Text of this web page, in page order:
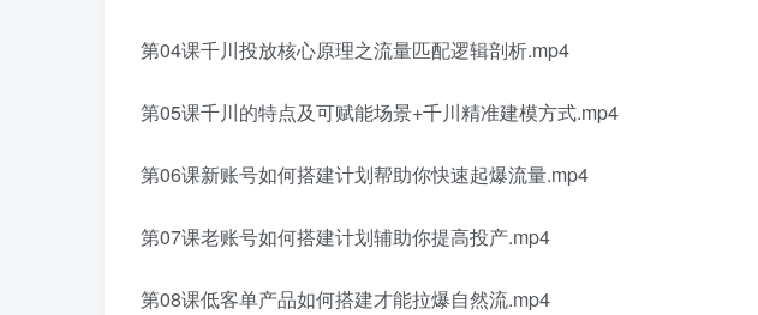
第04课千川投放核心原理之流量匹配逻辑剖析.mp4
第05课千川的特点及可赋能场景+千川精准建模方式.mp4
第06课新账号如何搭建计划帮助你快速起爆流量.mp4
第07课老账号如何搭建计划辅助你提高投产.mp4
第08课低客单产品如何搭建才能拉爆自然流.mp4